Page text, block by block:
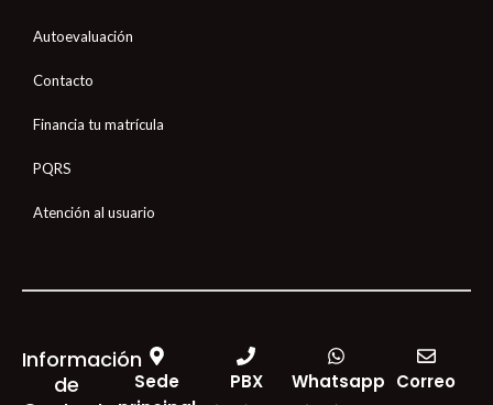
Autoevaluación
Contacto
Financia tu matrícula
PQRS
Atención al usuario
Información
de
Sede
PBX Whatsapp Correo